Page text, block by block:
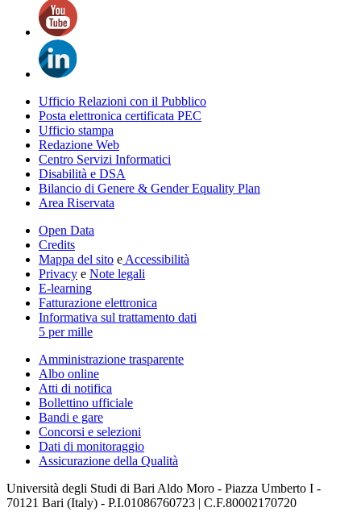
Ufficio Relazioni con il Pubblico
Posta elettronica certificata PEC
Ufficio stampa
Redazione Web
Centro Servizi Informatici
Disabilità e DSA
Bilancio di Genere & Gender Equality Plan
Area Riservata
Open Data
Credits
Mappa del sito e Accessibilità
Privacy e Note legali
E-learning
Fatturazione elettronica
Informativa sul trattamento dati
5 per mille
Amministrazione trasparente
Albo online
Atti di notifica
Bollettino ufficiale
Bandi e gare
Concorsi e selezioni
Dati di monitoraggio
Assicurazione della Qualità
Università degli Studi di Bari Aldo Moro - Piazza Umberto I -
70121 Bari (Italy) - P.I.01086760723 | C.F.80002170720